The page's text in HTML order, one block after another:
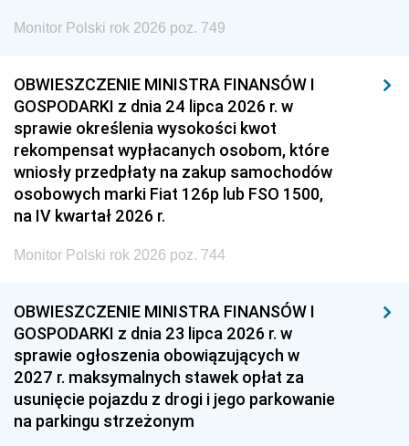
Monitor Polski rok 2026 poz. 749
OBWIESZCZENIE MINISTRA FINANSÓW I
GOSPODARKI z dnia 24 lipca 2026 r. w
sprawie określenia wysokości kwot
rekompensat wypłacanych osobom, które
wniosły przedpłaty na zakup samochodów
osobowych marki Fiat 126p lub FSO 1500,
na IV kwartał 2026 r.
Monitor Polski rok 2026 poz. 744
OBWIESZCZENIE MINISTRA FINANSÓW I
GOSPODARKI z dnia 23 lipca 2026 r. w
sprawie ogłoszenia obowiązujących w
2027 r. maksymalnych stawek opłat za
usunięcie pojazdu z drogi i jego parkowanie
na parkingu strzeżonym